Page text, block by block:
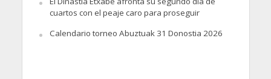
cuartos con el peaje caro para proseguir
Calendario torneo Abuztuak 31 Donostia 2026